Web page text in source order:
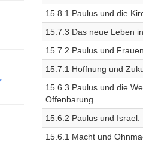
15.8.1 Paulus und die
15.7.3 Das neue Leben
15.7.2 Paulus und
15.7.1 Hoffnung und
15.6.3 Paulus und die
Offenbarung
15.6.2 Paulus und
15.6.1 Macht und